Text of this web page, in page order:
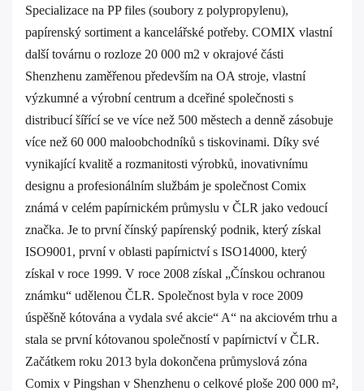
Specializace na PP files (soubory z polypropylenu),
papírenský sortiment a kancelářské potřeby. COMIX vlastní
další továrnu o rozloze 20 000 m2 v okrajové části
Shenzhenu zaměřenou především na OA stroje, vlastní
výzkumné a výrobní centrum a dceřiné společnosti s
distribucí šířící se ve více než 500 městech a denně zásobuje
více než 60 000 maloobchodníků s tiskovinami. Díky své
vynikající kvalitě a rozmanitosti výrobků, inovativnímu
designu a profesionálním službám je společnost Comix
známá v celém papírnickém průmyslu v ČLR jako vedoucí
značka. Je to první čínský papírenský podnik, který získal
ISO9001, první v oblasti papírnictví s ISO14000, který
získal v roce 1999. V roce 2008 získal „Čínskou ochranou
známku“ udělenou ČLR. Společnost byla v roce 2009
úspěšně kótována a vydala své akcie“ A“ na akciovém trhu a
stala se první kótovanou společností v papírnictví v ČLR.
Začátkem roku 2013 byla dokončena průmyslová zóna
Comix v Pingshan v Shenzhenu o celkové ploše 200 000 m²,